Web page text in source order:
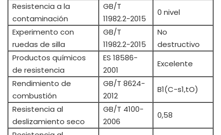
Resistencia a la
contaminación
GB/T
11982.2-2015
0 nivel
Experimento con
ruedas de silla
GB/T
11982.2-2015
No
destructivo
Productos químicos
de resistencia
ES 18586-
2001
Excelente
Rendimiento de
combustión
GB/T 8624-
2012
B1(C-s1,tO)
Resistencia al
deslizamiento seco
GB/T 4100-
2006
0,58